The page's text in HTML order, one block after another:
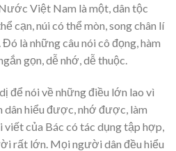
Việt Nam là một, dân tộc
cạn, núi có thể mòn, song chân lí
là những câu nói cô đọng, hàm
gọn, dễ nhớ, dễ thuộc.
để nói về những điều lớn lao vì
dân hiểu được, nhớ được, làm
của Bác có tác dụng tập hợp,
rất lớn. Mọi người dân đều hiểu